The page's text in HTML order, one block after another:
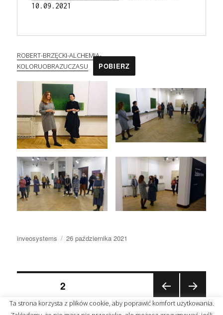
10.09.2021
ROBERT-BRZĘCKI-ALCHEMIA-
KOLORUOBRAZUCZASU
POBIERZ
Autor
inveosystems
Data
26 października 2021
Nawigacja
po
POP
STRONA2
NAST
Ta strona korzysta z plików cookie, aby poprawić komfort użytkowania.